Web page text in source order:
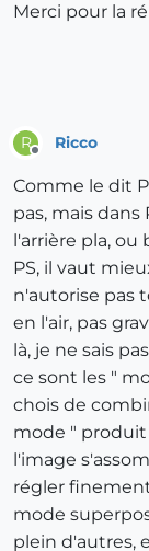
Merci pour la
R Ricco
Comme le dit
pas, mais dans
l'arrière pla,
PS, il vaut
n'autorise pas
en l'air, pas
là, je ne sais
ce sont les "
chois de
mode "
l'image
régler
mode
plein d'autres,